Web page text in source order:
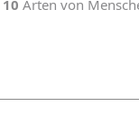
10 Arten von